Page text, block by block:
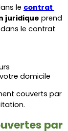
le contrat
juridique prend
le contrat
domicile
couverts par
par